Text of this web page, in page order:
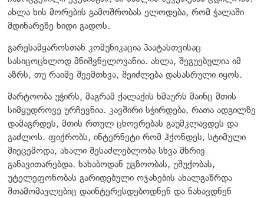
ახლა ხის მორების გამოშრობას ელოდება, რომ ჭალაში
მდინარეზე ხიდი გადოს.
გარესამყაროსთან კომუნიკაცია პაატასთვისაც
სასიცოცხლოდ მნიშვნელოვანია. ახლა, შეგუებულია იმ
აზრს, თუ რაიმე შეემთხვა, შეიძლება დასასრული იყოს.
მარტოობა უჭირს, მაგრამ ქალაქის ხმაურს მაინც მთის
სიმყუდროვე ურჩევნია. კავშირი სჭირდება, რათა ადგილზე
დამაგრდეს, მთის რთულ ცხოვრებას გაუმკლავდეს და
გაძლოს. ფიქრობს, ინტერნეტი რომ ჰქონდეს, სტიმული
მიეცემოდა, ახალი შესაძლებლობა სხვა მხრივ
განავითარებდა. ხახაბოდან უგზოობას, უშუქობას,
უტელეფონობას გარიდებული ოჯახების ახალგაზრდა
შთამომავლებიც დაინტერესდებოდნენ და ნახავდნენ